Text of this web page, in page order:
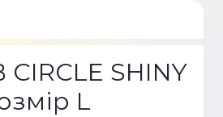
SHINY
L